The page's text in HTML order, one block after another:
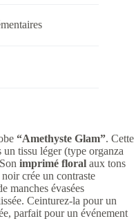
“Amethyste Glam”. Cette
un tissu léger (type organza
imprimé floral aux tons
crée un contraste
manches évasées
Ceinturez-la pour un
parfait pour un événement